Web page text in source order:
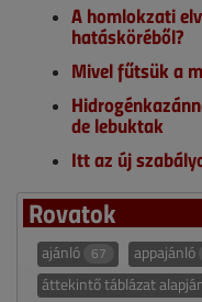
A homlokzati
hatásköréből?
Mivel fűtsük a
de lebuktak
Itt az új
Rovatok
ajánló 67 appajánló
áttekintő táblázat